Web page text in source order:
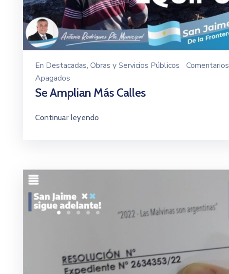
En Destacadas‚ Obras y Servicios Públicos
Comentarios
Apagados
Se Amplian Más Calles
Continuar leyendo